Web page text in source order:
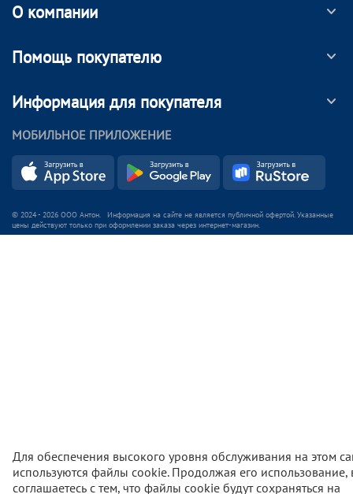
О компании
Помощь покупателю
Информация для покупателя
МОБИЛЬНОЕ ПРИЛОЖЕНИЕ
© 2024 - 2026 ООО Антон. Информация на сайте не является публичной офертой. Указанные
цены действуют только при оформлении заказа через интернет-магазин.
Для обеспечения высокого уровня обслуживания на этом
используются файлы cookie. Продолжая его использование,
соглашаетесь с тем, что файлы cookie будут сохраняться на